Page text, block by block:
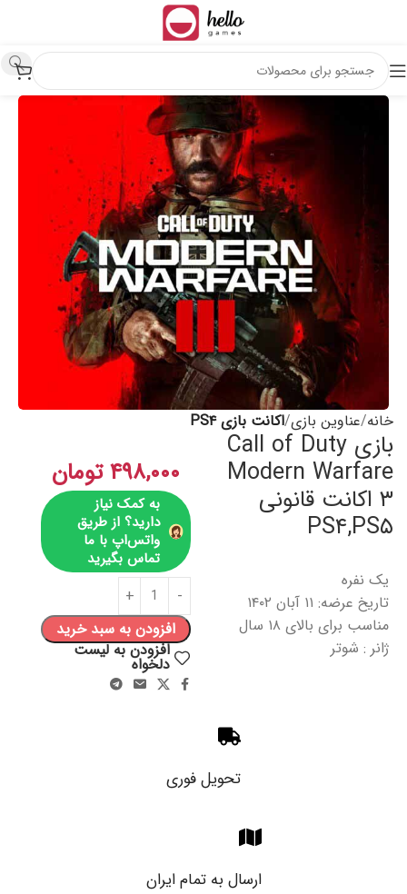
خانه عناوین بازی اکانت بازی PS۴
بازی Call of Duty
Modern Warfare
۳ اکانت قانونی
PS۴,PS۵
یک نفره
تاریخ عرضه: ۱۱ آبان ۱۴۰۲
مناسب برای بالای ۱۸ سال
ژانر : شوتر
۴۹۸,۰۰۰ تومان
به کمک نیاز
دارید؟ از طریق
واتس‌اپ با ما
تماس بگیرید
افزودن به سبد خرید
افزودن به لیست
دلخواه
تحویل فوری
ارسال به تمام ایران